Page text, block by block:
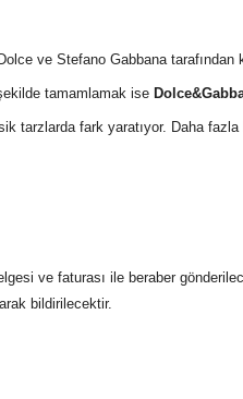
ve Stefano Gabbana
tamamlamak ise
tarzlarda fark yaratıyor. Daha fazla
ve faturası ile beraber
bildirilecektir.